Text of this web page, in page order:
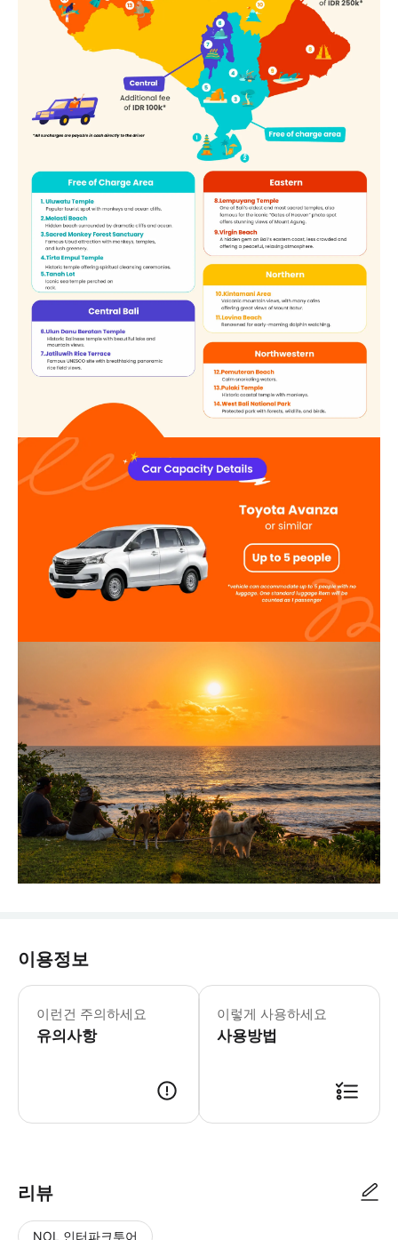
이용정보
이런건 주의하세요
유의사항
- 스탠다드 MPV * 차량 브랜드: 토요
- 수하물 정보 * 표준 수하물 기준:
- 추가정보 * 여행 중 이용약관 * 본
- 예약확정 * 예약 후 확정 여부를 바
- 예약 조건 및 유의사항 * 공지: 영유
이렇게 사용하세요
사용방법
리뷰
NOL 인터파크투어